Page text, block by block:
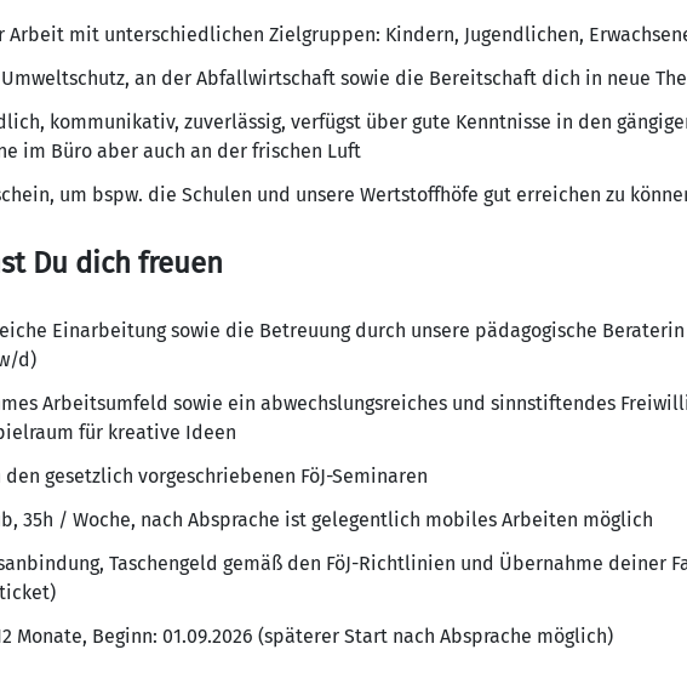
Arbeit mit unterschiedlichen Zielgruppen: Kindern, Jugendlichen,
an der Abfallwirtschaft sowie die Bereitschaft dich in neue
kommunikativ, zuverlässig, verfügst über gute Kenntnisse in den
im Büro aber auch an der frischen Luft
um bspw. die Schulen und unsere Wertstoffhöfe gut erreichen zu
Du dich freuen
Einarbeitung sowie die Betreuung durch unsere pädagogische
d)
Arbeitsumfeld sowie ein abwechslungsreiches und sinnstiftendes
für kreative Ideen
gesetzlich vorgeschriebenen FöJ-Seminaren
35h / Woche, nach Absprache ist gelegentlich mobiles Arbeiten möglich
Taschengeld gemäß den FöJ-Richtlinien und Übernahme deiner
Monate, Beginn: 01.09.2026 (späterer Start nach Absprache möglich)